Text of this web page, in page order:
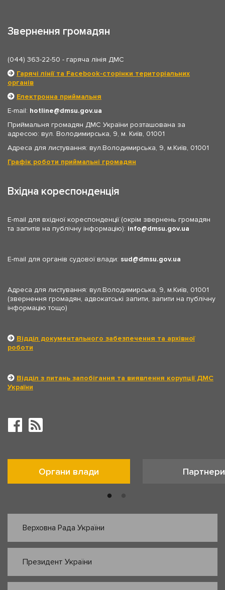
Звернення громадян
(044) 363-22-50 - гаряча лінія ДМС
Гарячі лінії та Facebook-сторінки територіальних
органів
Електронна приймальня
E-mail: hotline
dmsu.gov.ua
Приймальня громадян ДМС України розташована за
адресою: вул. Володимирська, 9, м. Київ, 01001
Адреса для листування: вул.Володимирська, 9, м.Київ, 01001
Графік роботи приймальні громадян
Вхідна кореспонденція
E-mail для вхідної кореспонденції (окрім звернень громадян
та запитів на публічну інформацію): info dmsu.gov.ua
E-mail для органів судової влади: sud dmsu.gov.ua
Адреса для листування: вул.Володимирська, 9, м.Київ, 01001
(звернення громадян, адвокатські запити, запити на публічну
інформацію тощо)
Відділ документального забезпечення та архівної
роботи
Відділ з питань запобігання та виявлення корупції ДМС
України
Органи влади Партнери
Верховна Рада України
Президент України